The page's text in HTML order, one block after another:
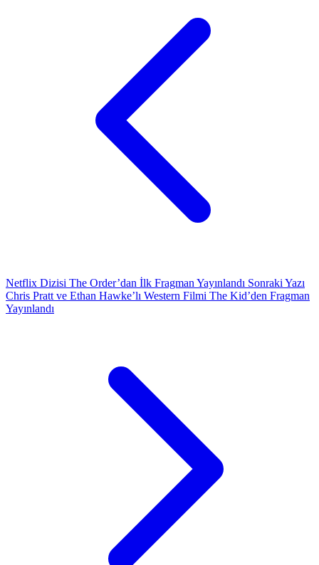
Netflix Dizisi The Order’dan İlk Fragman Yayınlandı Sonraki Yazı
Chris Pratt ve Ethan Hawke’lı Western Filmi The Kid’den Fragman
Yayınlandı